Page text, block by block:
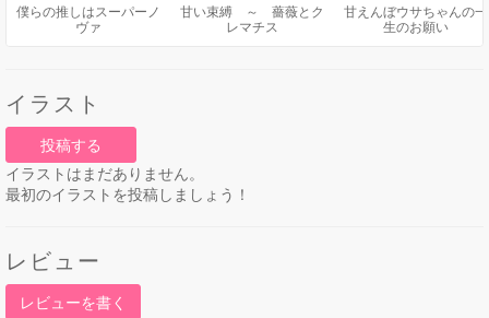
僕らの推しはスーパーノ
ヴァ
甘い束縛 ～ 薔薇とク
レマチス
甘えんぼウサちゃんの一
生のお願い
イラスト
投稿する
イラストはまだありません。
最初のイラストを投稿しましょう！
レビュー
レビューを書く